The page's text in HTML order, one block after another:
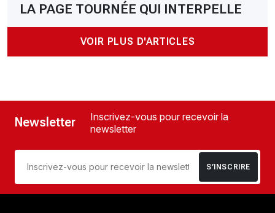
LA PAGE TOURNÉE QUI INTERPELLE
VOIR PLUS D'ARTICLES
Newsletter
Inscrivez-vous pour recevoir la
newsletter
S’INSCRIRE